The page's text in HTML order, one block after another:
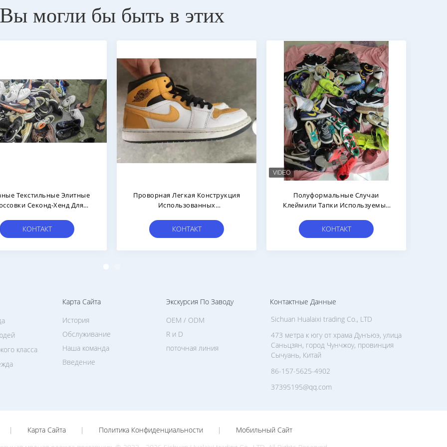
Вы могли бы быть в этих
Кожаные Текстильные
Дешевые Мужские
Размер 40-45
КОНТАКТ
Весенняя Кожаная
Синтетическая Брендовая
КОНТАКТ
Плоской Используемые Пяткой
Ботинки Lebron Джеймс
Доски Людей Размера
КОНТАКТ
класса
Карта Сайта
Введение
История
Обслуживание
Наша команда
Экскурсия По Заводу
поточная линия
OEM / ODM
R и D
Контактные Данные
Sichuan Hualaixi trading Co., LTD
473 метра к югу от храма Дунъюэ, улица
Саньцзян, город Чунчжоу, провинция
Сычуань, Китай
86-157-5625-4902
37395195@qq.com
| Карта Сайта | Политика Конфиденциальности |
Мобильный Сайт